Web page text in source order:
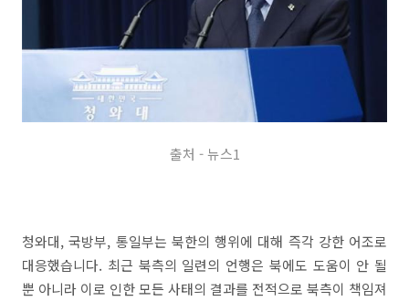
출처 - 뉴스1
청와대, 국방부, 통일부는 북한의 행위에 대해 즉각 강한 어조로
대응했습니다. 최근 북측의 일련의 언행은 북에도 도움이 안 될
뿐 아니라 이로 인한 모든 사태의 결과를 전적으로 북측이 책임져